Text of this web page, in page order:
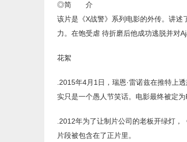
◎简 介
该片是《X战警》系列电影的外传。讲述
力。在饱受虐 待折磨后他成功逃脱并对
花絮
.2015年4月1日，瑞恩·雷诺兹在推特上
实只是一个愚人节笑话。电影最终被定为
.2012年为了让制片公司的老板开绿灯
片段被包含在了正片里。